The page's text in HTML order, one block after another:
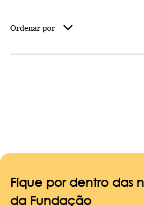
Ordenar por
Fique por dentro das
da Fundação